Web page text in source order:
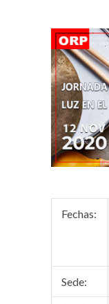
Fechas:
Sede: